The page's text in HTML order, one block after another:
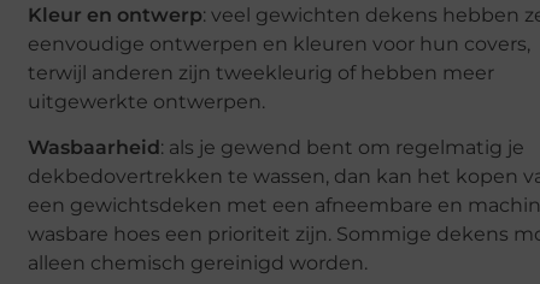
Kleur en ontwerp: veel gewichten dekens hebben
eenvoudige ontwerpen en kleuren voor hun covers,
terwijl anderen zijn tweekleurig of hebben meer
uitgewerkte ontwerpen.
Wasbaarheid : als je gewend bent om regelmatig je
dekbedovertrekken te wassen, dan kan het kopen
een gewichtsdeken met een afneembare en
wasbare hoes een prioriteit zijn. Sommige dekens
alleen chemisch gereinigd worden.